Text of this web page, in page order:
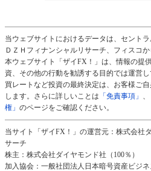
当ウェブサイトにおけるデータは、セント
ＤＺＨフィナンシャルリサーチ、フィスコ
本ウェブサイト「ザイFX！」は、情報の提
資、その他の行動を勧誘する目的では運営
買レートなど投資の最終決定は、お客様ご
します。さらに詳しいことは 「免責事項」 、
権」 のページをご確認ください。
当サイト「ザイFX！」の運営元：株式会社
サーチ
株主：株式会社ダイヤモンド社（100％）
加入協会：一般社団法人日本暗号資産ビジネ